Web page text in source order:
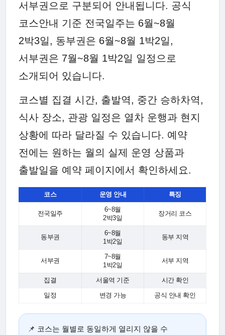
서부권으로 구분되어 안내됩니다. 공식
코스안내 기준 전국일주는 6월~8월
2박3일, 동부권은 6월~8월 1박2일,
서부권은 7월~8월 1박2일 일정으로
소개되어 있습니다.
코스별 집결 시간, 출발역, 중간 승하차역,
식사 장소, 관광 일정은 열차 운행과 현지
상황에 따라 달라질 수 있습니다. 예약
전에는 원하는 월의 실제 운영 상품과
출발일을 예약 페이지에서 확인하세요.
코스 운영 안내 특징
전국일주
6~8월
2박3일
장거리 코스
동부권
6~8월
1박2일
동부 지역
서부권
7~8월
1박2일
서부 지역
집결 서울역 기준 시간 확인
일정 변경 가능 공식 안내 확인
📌 코스는 월별로 동일하게 열리지 않을 수